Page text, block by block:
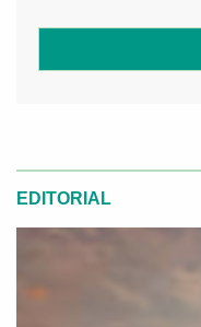
EDITORIAL